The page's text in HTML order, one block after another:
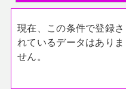
現在、この条件で登録さ
れているデータはありま
せん。